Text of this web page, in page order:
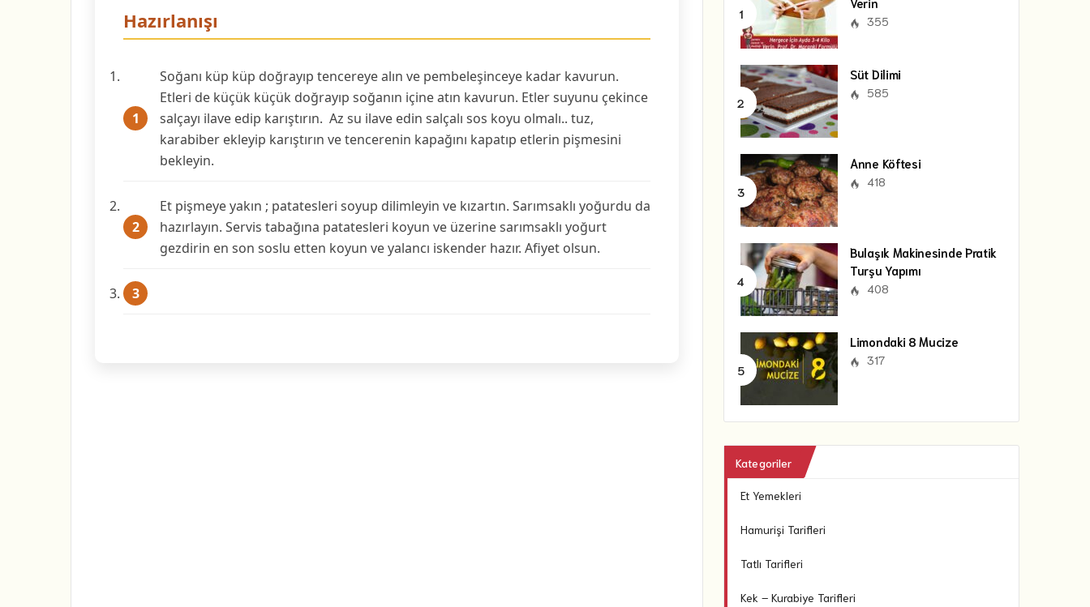
Hazırlanışı
Soğanı küp küp doğrayıp tencereye alın ve pembeleşinceye kadar kavurun.
Etleri de küçük küçük doğrayıp soğanın içine atın kavurun. Etler suyunu çekince
salçayı ilave edip karıştırın. Az su ilave edin salçalı sos koyu olmalı.. tuz,
karabiber ekleyip karıştırın ve tencerenin kapağını kapatıp etlerin pişmesini
bekleyin.
Et pişmeye yakın ; patatesleri soyup dilimleyin ve kızartın. Sarımsaklı yoğurdu da
hazırlayın. Servis tabağına patatesleri koyun ve üzerine sarımsaklı yoğurt
gezdirin en son soslu etten koyun ve yalancı iskender hazır. Afiyet olsun.
355
Süt Dilimi
585
Anne Köftesi
418
Bulaşık Makinesinde Pratik
Turşu Yapımı
408
Limondaki 8 Mucize
317
Kategoriler
Et Yemekleri
Hamurişi Tarifleri
Tatlı Tarifleri
Kek – Kurabiye Tarifleri